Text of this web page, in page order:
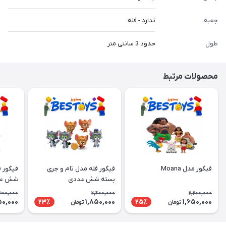
جعبه ندارد - فله
طول حدود 3 سانتی متر
محصولات مرتبط
فیگور مدل Moana
2,200,000
1,650,000 تومان 25٪
فیگور فله مدل تام و جری
بسته شش عددی
2,400,000
1,850,000 تومان 23٪
فیگور
شش